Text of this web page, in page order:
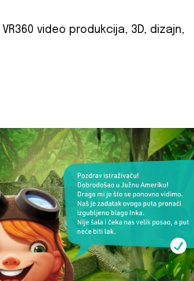
video produkcija, 3D, dizajn,